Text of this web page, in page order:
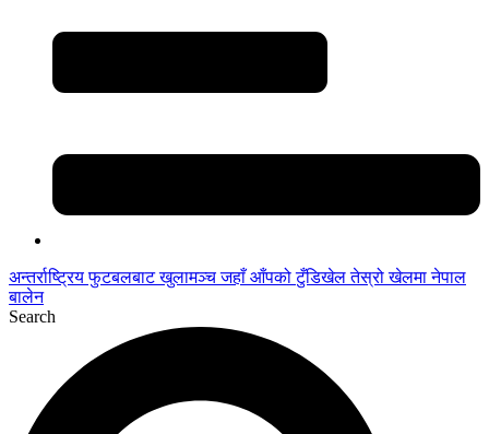
अन्तर्राष्ट्रिय फुटबलबाट खुलामञ्च जहाँ आँपको टुँडिखेल तेस्रो खेलमा नेपाल
बालेन
Search